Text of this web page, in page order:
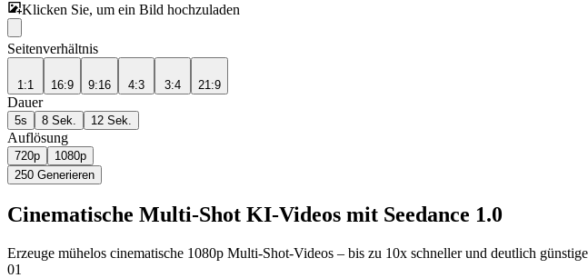
Klicken Sie, um ein Bild hochzuladen
Seitenverhältnis
1:1 16:9 9:16 4:3 3:4 21:9
Dauer
5s 8 Sek. 12 Sek.
Auflösung
720p
1080p
250 Generieren
Cinematische Multi-Shot KI-Videos mit Seedance 1.0
Erzeuge mühelos cinematische 1080p Multi-Shot-Videos – bis zu 10x schneller und deutlich
01